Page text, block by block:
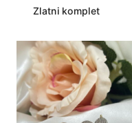
Zlatni komplet